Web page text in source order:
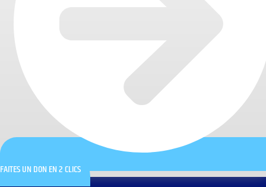
FAITES UN DON EN 2 CLICS